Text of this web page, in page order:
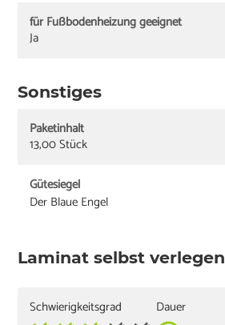
für Fußbodenheizung geeignet
Ja
Sonstiges
Paketinhalt
13,00 Stück
Gütesiegel
Der Blaue Engel
Laminat selbst verlegen
Schwierigkeitsgrad
Dauer